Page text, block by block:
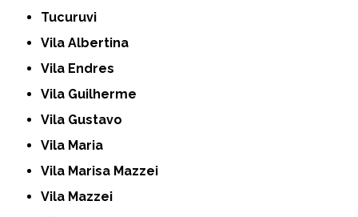
Tucuruvi
Vila Albertina
Vila Endres
Vila Guilherme
Vila Gustavo
Vila Maria
Vila Marisa Mazzei
Vila Mazzei